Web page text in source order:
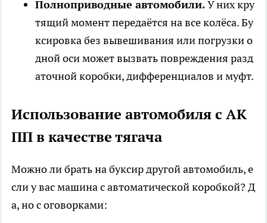
Полноприводные автомобили.У них кру
тящий момент передаётся на все колёса. Бу
ксировка без вывешивания или погрузки о
дной оси может вызвать повреждения разд
аточной коробки, дифференциалов и муфт.
Использование автомобиля с АК
ПП в качестве тягача
Можно ли брать на буксир другой автомобиль, е
сли у вас машина с автоматической коробкой? Д
а, но с оговорками: